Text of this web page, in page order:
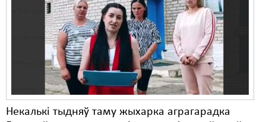
Некалькі тыдняў таму жыхарка аграгарадка